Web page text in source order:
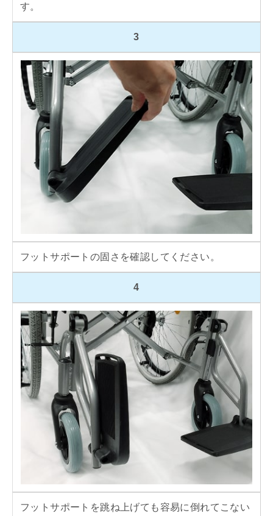
す。
3
フットサポートの固さを確認してください。
4
フットサポートを跳ね上げても容易に倒れてこない